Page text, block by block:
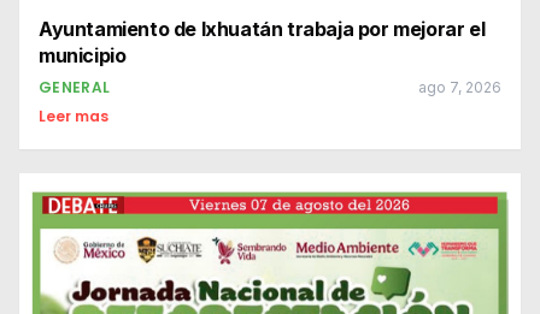
Ayuntamiento de Ixhuatán trabaja por mejorar el
municipio
GENERAL ago 7, 2026
Leer mas